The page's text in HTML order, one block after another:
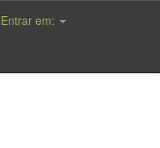
Entrar em: